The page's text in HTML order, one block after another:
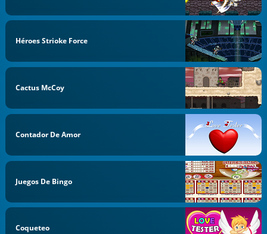
Héroes Strioke Force
Cactus McCoy
Contador De Amor
Juegos De Bingo
Coqueteo